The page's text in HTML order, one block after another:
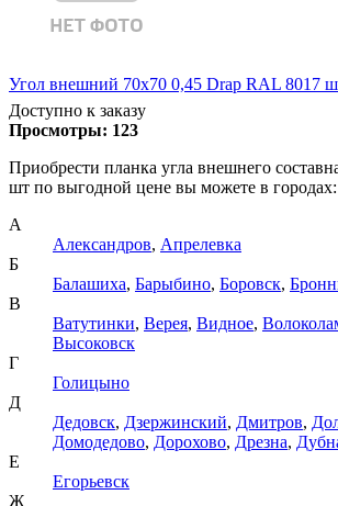
Угол внешний 70х70 0,45 Drap RAL 8017
Доступно к заказу
Просмотры: 123
Приобрести планка угла внешнего
шт по выгодной цене вы можете в городах:
А
Александров, Апрелевка
Б
Балашиха, Барыбино, Боровск,
В
Ватутинки, Верея, Видное,
Высоковск
Г
Голицыно
Д
Дедовск, Дзержинский, Дмитров,
Домодедово, Дорохово, Дрезна,
Е
Егорьевск
Ж